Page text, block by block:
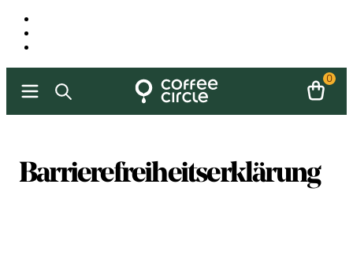
0
Barrierefreiheitserklärung